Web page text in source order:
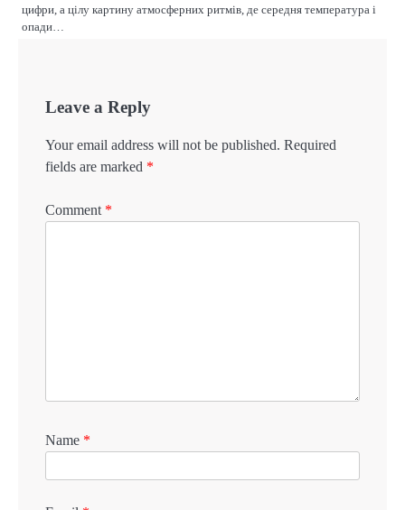
цифри, а цілу картину атмосферних ритмів, де середня температура і
опади…
Leave a Reply
Your email address will not be published. Required
fields are marked *
Comment *
Name *